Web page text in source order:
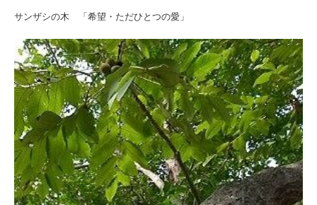
サンザシの木 「希望・ただひとつの愛」